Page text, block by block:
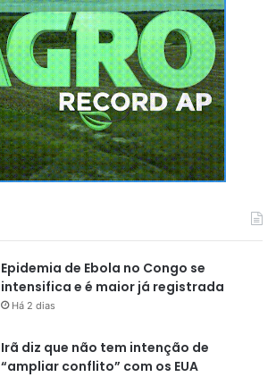
Epidemia de Ebola no Congo se
intensifica e é maior já registrada
Há 2 dias
Irã diz que não tem intenção de
“ampliar conflito” com os EUA